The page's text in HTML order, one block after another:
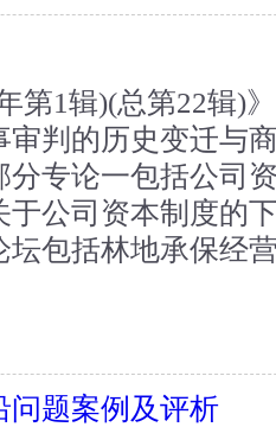
第1辑)(总第22辑)
审判的历史变迁与
分专论一包括公司
公司资本制度的
坛包括林地承保经
问题案例及评析